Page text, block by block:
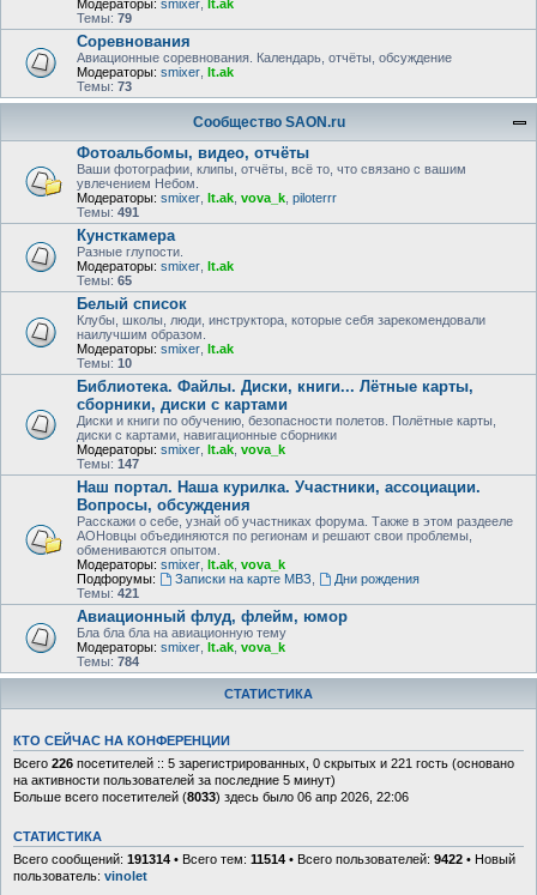
Модераторы: smixer lt.ak
Темы: 79
Соревнования
Авиационные соревнования. Календарь, отчёты, обсуждение
Модераторы: smixer lt.ak
Темы: 73
Сообщество SAON.ru
Фотоальбомы, видео, отчёты
Ваши фотографии, клипы, отчёты, всё то, что связано с вашим
увлечением Небом.
Модераторы: smixer lt.ak vova_k piloterrr
Темы: 491
Кунсткамера
Разные глупости.
Модераторы: smixer lt.ak
Темы: 65
Белый список
Клубы, школы, люди, инструктора, которые себя зарекомендовали
наилучшим образом.
Модераторы: smixer lt.ak
Темы: 10
Библиотека. Файлы. Диски, книги... Лётные карты,
сборники, диски с картами
Диски и книги по обучению, безопасности полетов. Полётные карты,
диски с картами, навигационные сборники
Модераторы: smixer lt.ak vova_k
Темы: 147
Наш портал. Наша курилка. Участники, ассоциации.
Вопросы, обсуждения
Расскажи о себе, узнай об участниках форума. Также в этом раздееле
АОНовцы объединяются по регионам и решают свои проблемы,
обмениваются опытом.
Модераторы: smixer lt.ak vova_k
Подфорумы:
Записки на карте МВЗ
Дни рождения
Темы: 421
Авиационный флуд, флейм, юмор
Бла бла бла на авиационную тему
Модераторы: smixer lt.ak vova_k
Темы: 784
СТАТИСТИКА
КТО СЕЙЧАС НА КОНФЕРЕНЦИИ
Всего 226 посетителей :: 5 зарегистрированных, 0 скрытых и 221 гость (основано
на активности пользователей за последние 5 минут)
Больше всего посетителей (8033) здесь было 06 апр 2026, 22:06
СТАТИСТИКА
Всего сообщений: 191314 • Всего тем: 11514 • Всего пользователей: 9422 • Новый
пользователь: vinolet